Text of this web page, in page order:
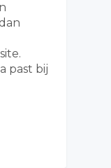
past bij